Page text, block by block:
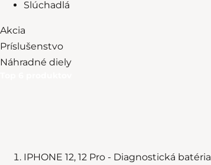
Slúchadlá
Akcia
Príslušenstvo
Náhradné diely
IPHONE 12, 12 Pro - Diagnostická batéria